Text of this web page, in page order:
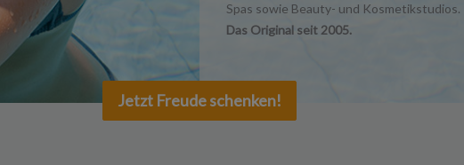
Spas sowie Beauty- und Kosmetikstudios.
Das Original seit 2005.
Jetzt Freude schenken!